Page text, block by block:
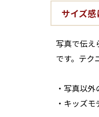
サイズ
写真で伝え
です。テク
・写真以
・キッズ